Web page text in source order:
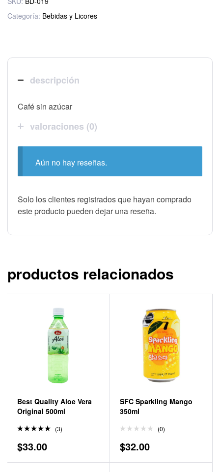
Categoría: Bebidas y Licores
descripción
Café sin azúcar
valoraciones (0)
Aún no hay reseñas.
Solo los clientes registrados que hayan comprado
este producto pueden dejar una reseña.
productos relacionados
Best Quality Aloe Vera
Original 500ml
en5.00
de 5
(3)
$33.00
SFC Sparkling Mango
350ml
(0)
$32.00